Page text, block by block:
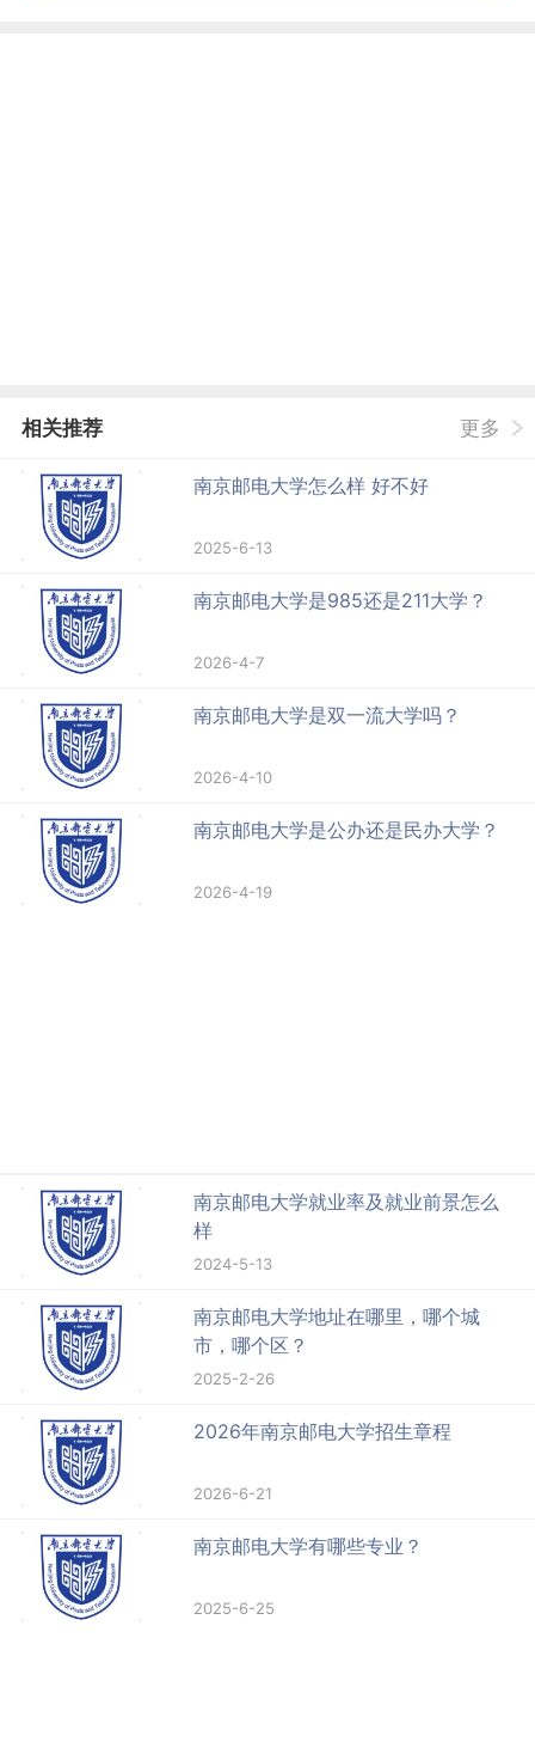
相关推荐 更多
南京邮电大学怎么样 好不好
2025-6-13
南京邮电大学是985还是211大学？
2026-4-7
南京邮电大学是双一流大学吗？
2026-4-10
南京邮电大学是公办还是民办大学？
2026-4-19
南京邮电大学就业率及就业前景怎么
样
2024-5-13
南京邮电大学地址在哪里，哪个城
市，哪个区？
2025-2-26
2026年南京邮电大学招生章程
2026-6-21
南京邮电大学有哪些专业？
2025-6-25